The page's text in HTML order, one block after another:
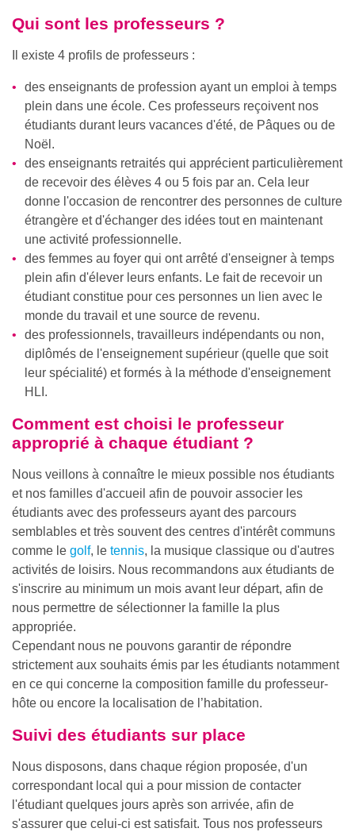
Qui sont les professeurs ?
Il existe 4 profils de professeurs :
des enseignants de profession ayant un emploi à temps
plein dans une école. Ces professeurs reçoivent nos
étudiants durant leurs vacances d'été, de Pâques ou de
Noël.
des enseignants retraités qui apprécient particulièrement
de recevoir des élèves 4 ou 5 fois par an. Cela leur
donne l'occasion de rencontrer des personnes de culture
étrangère et d'échanger des idées tout en maintenant
une activité professionnelle.
des femmes au foyer qui ont arrêté d'enseigner à temps
plein afin d'élever leurs enfants. Le fait de recevoir un
étudiant constitue pour ces personnes un lien avec le
monde du travail et une source de revenu.
des professionnels, travailleurs indépendants ou non,
diplômés de l'enseignement supérieur (quelle que soit
leur spécialité) et formés à la méthode d'enseignement
HLI.
Comment est choisi le professeur
approprié à chaque étudiant ?
Nous veillons à connaître le mieux possible nos étudiants
et nos familles d'accueil afin de pouvoir associer les
étudiants avec des professeurs ayant des parcours
semblables et très souvent des centres d'intérêt communs
comme le golf, le tennis, la musique classique ou d'autres
activités de loisirs. Nous recommandons aux étudiants de
s'inscrire au minimum un mois avant leur départ, afin de
nous permettre de sélectionner la famille la plus
appropriée.
Cependant nous ne pouvons garantir de répondre
strictement aux souhaits émis par les étudiants notamment
en ce qui concerne la composition famille du professeur-
hôte ou encore la localisation de l’habitation.
Suivi des étudiants sur place
Nous disposons, dans chaque région proposée, d'un
correspondant local qui a pour mission de contacter
l'étudiant quelques jours après son arrivée, afin de
s'assurer que celui-ci est satisfait. Tous nos professeurs